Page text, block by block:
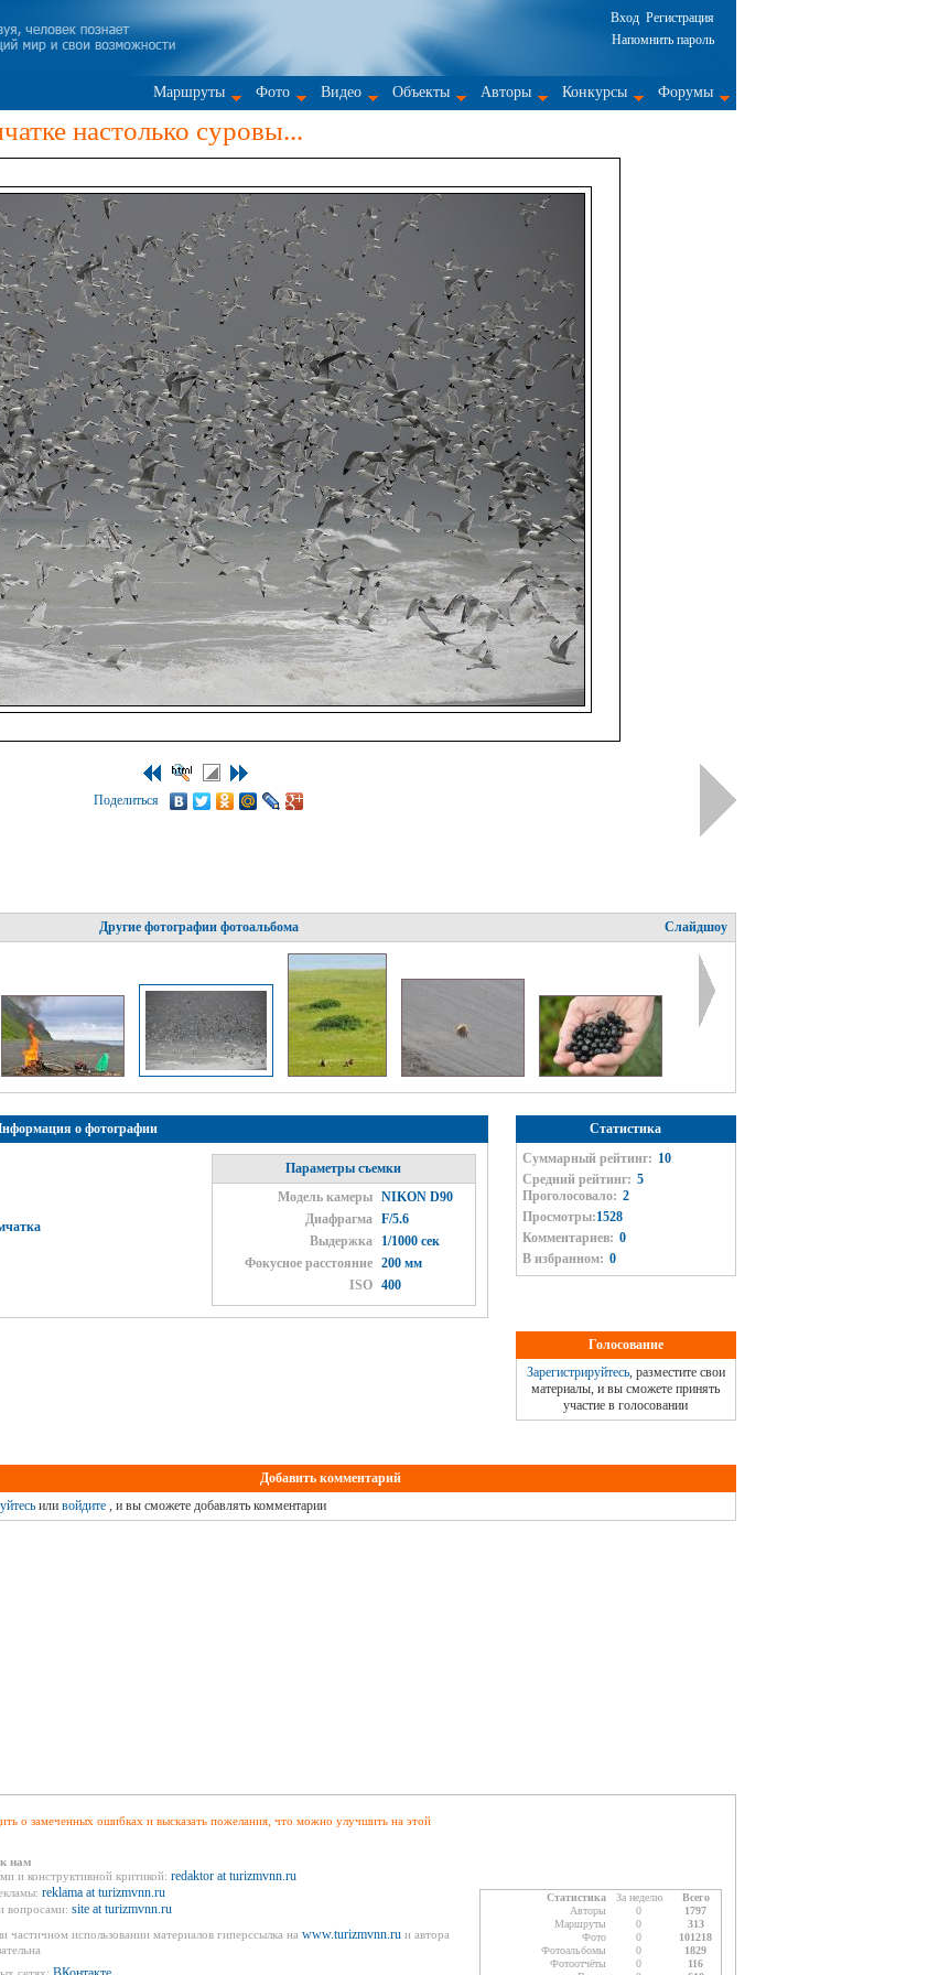
Вход Регистрация
Напомнить пароль
Маршруты Фото Видео Объекты Авторы Конкурсы Форумы
настолько суровы...
Поделиться
Другие фотографии фотоальбома Слайдшоу
о фотографии
Параметры съемки
Модель камеры
NIKON D90
Диафрагма
F/5.6
Выдержка
1/1000 сек
Фокусное расстояние
200 мм
ISO
400
Статистика
Суммарный рейтинг: 10
Средний рейтинг: 5
Проголосовало: 2
Просмотры:1528
Комментариев: 0
В избранном: 0
Голосование
Зарегистрируйтесь, разместите свои
материалы, и вы сможете принять
участие в голосовании
Добавить комментарий
или войдите, и вы сможете добавлять комментарии
о замеченных ошибках и высказать пожелания, что можно улучшить на этой
нам
и конструктивной критикой: redaktor at turizmvnn.ru
reklama at turizmvnn.ru
вопросами: site at turizmvnn.ru
частичном использовании материалов гиперссылка на www.turizmvnn.ruи автора
Статистика За неделю
Всего
Авторы
0
1797
Маршруты
0
313
Фото
0
101218
Фотоальбомы
0
1829
Фотоотчёты
0
116